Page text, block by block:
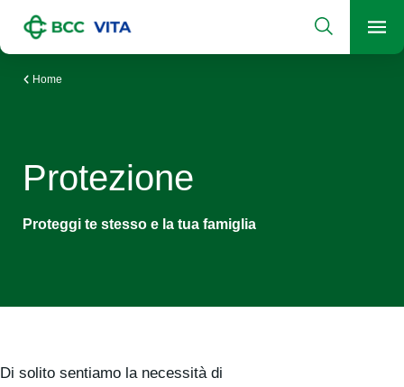
La Compagnia di Assicurazioni Vita del Sistema del Credito
Cerca
Home
Protezione
Proteggi te stesso e la tua famiglia
Di solito sentiamo la necessità di